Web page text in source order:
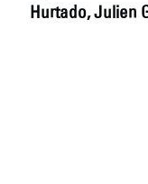
Hurtado, Julien